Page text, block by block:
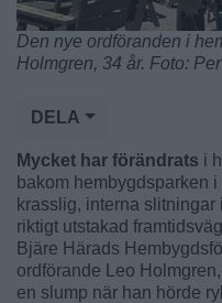
Den nye ordföranden i
Holmgren, 34 år. Foto:
DELA
Mycket har förändrats i
bakom hembygdsparken
krasslig, interna
riktigt utstakad
Bjäre Härads
ordförande Leo
en slump när han hörde